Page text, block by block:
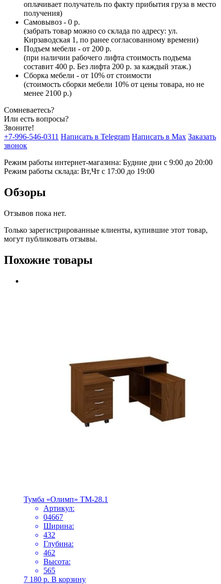
оплачивает получатель по факту прибытия груза в место
получения)
Самовывоз - 0 р.
(забрать товар можно со склада по адресу: ул.
Кирзаводская 1, по ранее согласованному времени)
Подъем мебели - от 200 р.
(при наличии рабочего лифта стоимость подъема
составит 400 р. Без лифта 200 р. за каждый этаж.)
Сборка мебели - от 10% от стоимости
(стоимость сборки мебели 10% от цены товара, но не
менее 2100 р.)
Сомневаетесь?
Или есть вопросы?
Звоните!
+7-996-546-0311 Написать в Telegram Написать в Max Заказать
звонок
Режим работы интернет-магазина: Будние дни с 9:00 до 20:00
Режим работы склада: Вт,Чт с 17:00 до 19:00
Обзоры
Отзывов пока нет.
Только зарегистрированные клиенты, купившие этот товар,
могут публиковать отзывы.
Похожие товары
Тумба «Олимп» ТМ-28.1
Артикул:
04667
Ширина:
432
Глубина:
462
Высота:
565
7 180 р. В корзину